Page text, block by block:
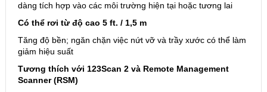
dàng tích hợp vào các môi trường hiện tại hoặc tương lai
Có thể rơi từ độ cao 5 ft. / 1,5 m
Tăng độ bền; ngăn chặn việc nứt vỡ và trầy xước có thể làm
giảm hiệu suất
Tương thích với 123Scan 2 và Remote Management
Scanner (RSM)